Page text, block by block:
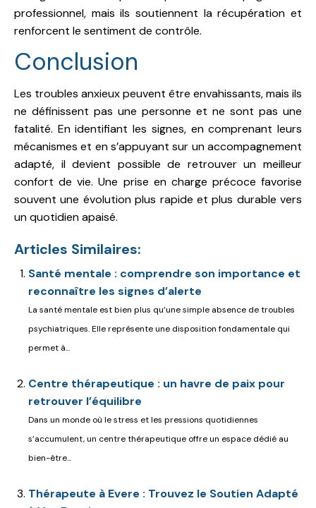
professionnel, mais ils soutiennent la récupération et
renforcent le sentiment de contrôle.
Conclusion
Les troubles anxieux peuvent être envahissants, mais ils
ne définissent pas une personne et ne sont pas une
fatalité. En identifiant les signes, en comprenant leurs
mécanismes et en s’appuyant sur un accompagnement
adapté, il devient possible de retrouver un meilleur
confort de vie. Une prise en charge précoce favorise
souvent une évolution plus rapide et plus durable vers
un quotidien apaisé.
Articles Similaires:
Santé mentale : comprendre son importance et
reconnaître les signes d’alerte
La santé mentale est bien plus qu’une simple absence de troubles
psychiatriques. Elle représente une disposition fondamentale qui
permet à...
Centre thérapeutique : un havre de paix pour
retrouver l’équilibre
Dans un monde où le stress et les pressions quotidiennes
s’accumulent, un centre thérapeutique offre un espace dédié au
bien-être...
Thérapeute à Evere : Trouvez le Soutien Adapté